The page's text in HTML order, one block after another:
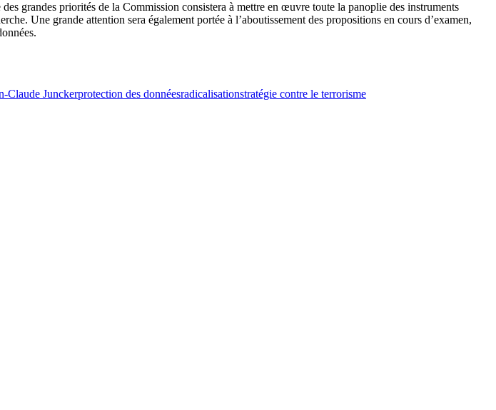
grandes priorités de la Commission consistera à mettre en œuvre toute la panoplie des instruments
Une grande attention sera également portée à l’aboutissement des propositions en cours d’examen,
Claude Junckerprotection des donnéesradicalisationstratégie contre le terrorisme